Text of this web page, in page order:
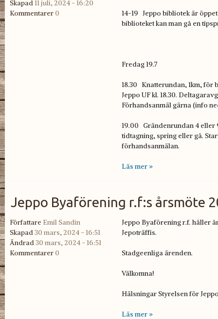
Skapad11 juli, 2024 - 16:20
Kommentarer 0
14-19 Jeppo bibliotek är
biblioteket kan man gå en
Fredag 19.7
18.30 Knatterundan, 1km, för
Jeppo UF kl. 18.30.
Förhandsanmäl gärna (info
19.00 Grändenrundan 4 eller
tidtagning, spring eller gå.
förhandsanmälan.
Läs mer »
Jeppo Byaförening r.f:s årsmöte
Författare Emil Sandin
Skapad30 mars, 2024 - 16:51
Ändrad30 mars, 2024 - 16:51
Kommentarer 0
Jeppo Byaförening r.f. håller
Jepoträffis.
Stadgeenliga ärenden.
Välkomna!
Hälsningar Styrelsen för
Läs mer »